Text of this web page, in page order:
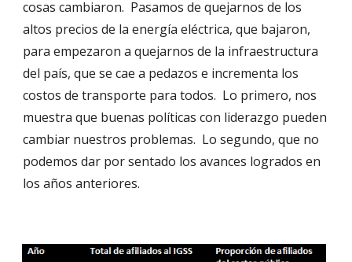
cosas cambiaron.  Pasamos de quejarnos de los
altos precios de la energía eléctrica, que bajaron,
para empezaron a quejarnos de la infraestructura
del país, que se cae a pedazos e incrementa los
costos de transporte para todos.  Lo primero, nos
muestra que buenas políticas con liderazgo pueden
cambiar nuestros problemas.  Lo segundo, que no
podemos dar por sentado los avances logrados en
los años anteriores.